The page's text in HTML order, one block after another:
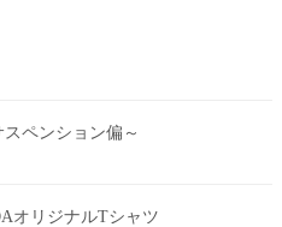
スペンション偏～
オリジナルTシャツ